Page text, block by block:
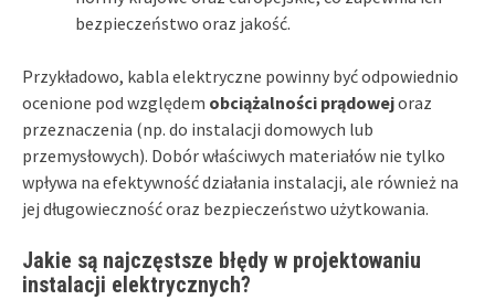
bezpieczeństwo oraz jakość.
Przykładowo, kabla elektryczne powinny być odpowiednio
ocenione pod względem obciążalności prądowejoraz
przeznaczenia (np. do instalacji domowych lub
przemysłowych). Dobór właściwych materiałów nie tylko
wpływa na efektywność działania instalacji, ale również na
jej długowieczność oraz bezpieczeństwo użytkowania.
Jakie są najczęstsze błędy w projektowaniu
instalacji elektrycznych?